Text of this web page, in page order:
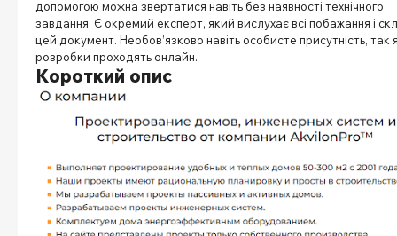
допомогою можна звертатися навіть без наявності технічного
завдання. Є окремий експерт, який вислухає всі побажання і
цей документ. Необов’язково навіть особисте присутність, так
розробки проходять онлайн.
Короткий опис